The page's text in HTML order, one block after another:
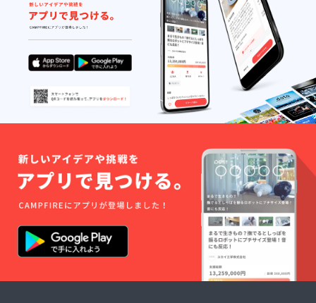
球360動画や写真をYouTube
やSNSにアップして共有し
たり、スマホ装着のVRゴー
グルで楽しむには、ドング
ル型で十分な品質といえま
す。ドングル方式でも品質
が、限界があります。つま
りUSB2.0でスマホに接続す
るため、バスが不足してし
まう点です(将来スマホが
TypeCやUSB3.0を持てば、
また境界線が変化します